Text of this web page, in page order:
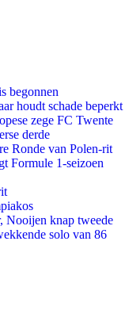
begonnen
houdt schade beperkt
zege FC Twente
derde
Ronde van Polen-rit
Formule 1-seizoen
Nooijen knap tweede
solo van 86